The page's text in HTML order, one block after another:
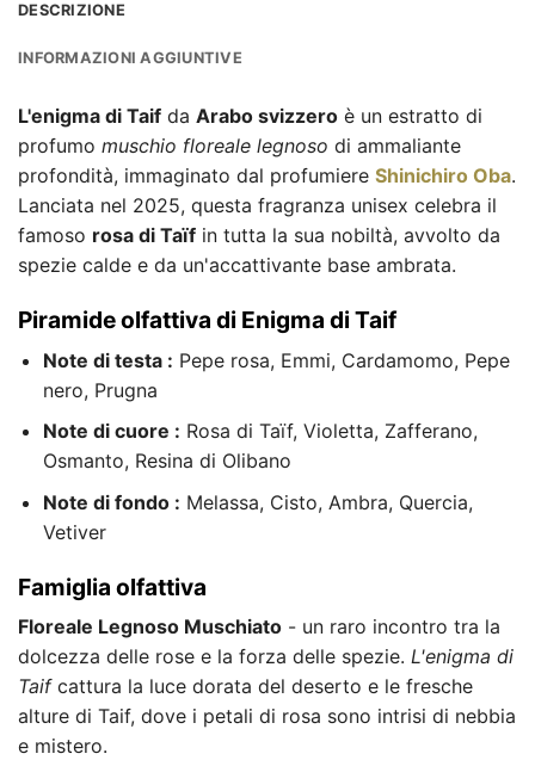
DESCRIZIONE
INFORMAZIONI AGGIUNTIVE
L'enigma di Taif da Arabo svizzero è un estratto di
profumo muschio floreale legnoso di ammaliante
profondità, immaginato dal profumiere Shinichiro Oba.
Lanciata nel 2025, questa fragranza unisex celebra il
famoso rosa di Taïf in tutta la sua nobiltà, avvolto da
spezie calde e da un'accattivante base ambrata.
Piramide olfattiva di Enigma di Taif
Note di testa : Pepe rosa, Emmi, Cardamomo, Pepe
nero, Prugna
Note di cuore : Rosa di Taïf, Violetta, Zafferano,
Osmanto, Resina di Olibano
Note di fondo : Melassa, Cisto, Ambra, Quercia,
Vetiver
Famiglia olfattiva
Floreale Legnoso Muschiato - un raro incontro tra la
dolcezza delle rose e la forza delle spezie. L'enigma di
Taifcattura la luce dorata del deserto e le fresche
alture di Taif, dove i petali di rosa sono intrisi di nebbia
e mistero.